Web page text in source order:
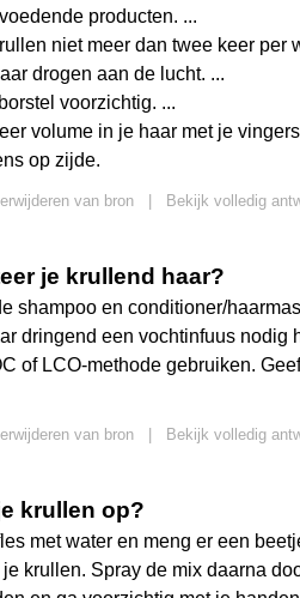
producten. ...
niet meer dan twee keer per
drogen aan de lucht. ...
voorzichtig. ...
volume in je haar met je
op zijde.
van bron Bekijk volledig
je krullend haar?
shampoo en conditioner/
dringend een vochtinfuus nodig
of LCO-methode gebruiken.
van bron Bekijk volledig
krullen op?
met water en meng er een
krullen. Spray de mix daarna